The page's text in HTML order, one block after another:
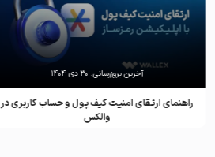
راهنمای ارتقای امنیت کیف پول و حساب کاربری در
والکس
آخرین بروزرسانی: ۳۰ دی ۱۴۰۴